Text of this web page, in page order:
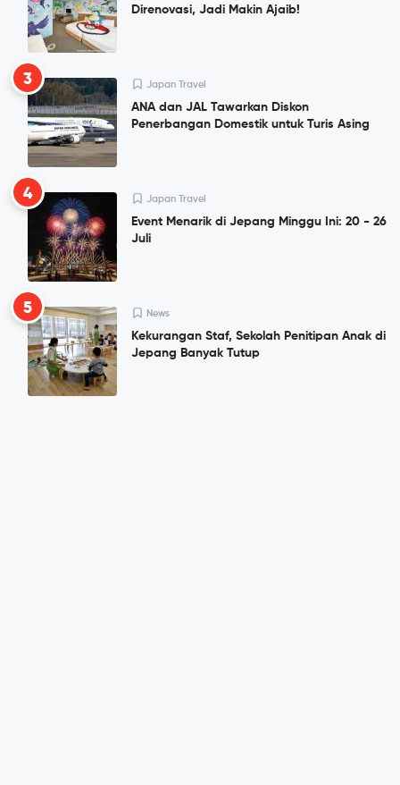
Direnovasi, Jadi Makin Ajaib!
3 Japan Travel
ANA dan JAL Tawarkan Diskon
Penerbangan Domestik untuk Turis Asing
4 Japan Travel
Event Menarik di Jepang Minggu Ini: 20 - 26
Juli
5 News
Kekurangan Staf, Sekolah Penitipan Anak di
Jepang Banyak Tutup